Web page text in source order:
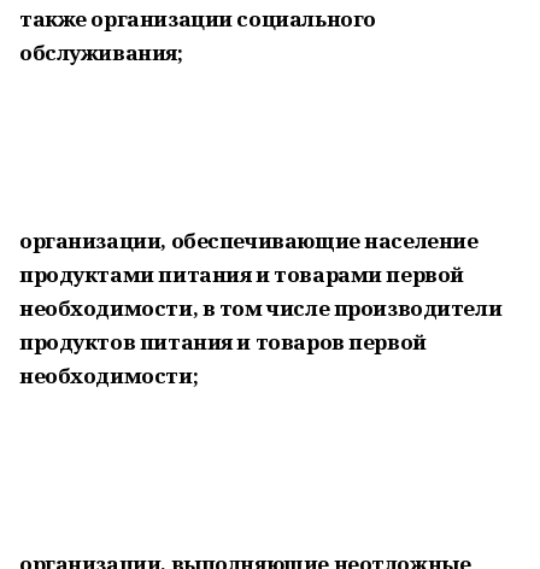
также организации социального
обслуживания;
организации, обеспечивающие население
продуктами питания и товарами первой
необходимости, в том числе производители
продуктов питания и товаров первой
необходимости;